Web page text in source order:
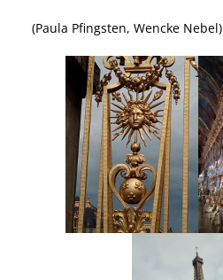
(Paula Pfingsten, Wencke Nebel)